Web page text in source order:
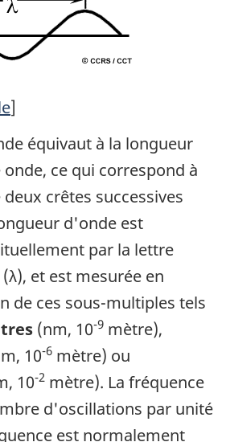
]
équivaut à la longueur
ce qui correspond à
crêtes successives
d'onde est
par la lettre
et est mesurée en
de ces sous-multiples tels
(nm, 10-9 mètre),
10-6 mètre) ou
10-2 mètre). La fréquence
d'oscillations par unité
est normalement